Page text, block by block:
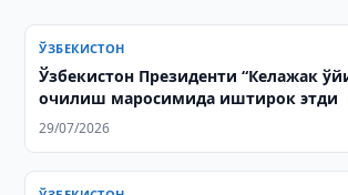
ЎЗБЕКИСТОН
Ўзбекистон Президенти “Келажак
очилиш маросимида иштирок этди
29/07/2026